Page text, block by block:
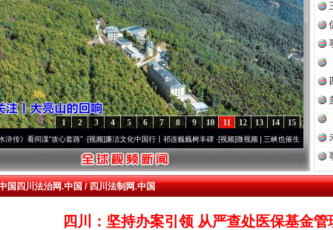
15
14
13
12
11
10
9
8
7
6
5
4
3
2
1
间谍“攻心套路”·[视频]廉洁文化中国行丨祁连巍巍树丰碑·[视频]微视频 | 三峡也催生？揭秘生态调度“流
国四川法治网.中国 / 四川法制网.中国
四川：坚持办案引领 从严查处医保基金